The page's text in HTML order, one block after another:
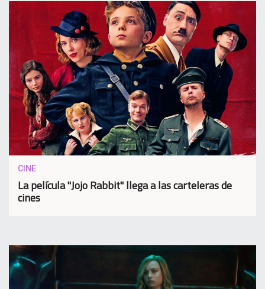
CINE
La película "Jojo Rabbit" llega a las carteleras de
cines